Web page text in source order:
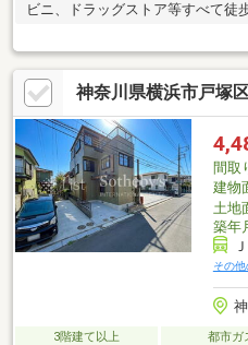
ビニ、ドラッグストア等すべて徒
神奈川県横浜市戸塚
間取
建物
土地
築年
その他
3階建て以上 都市ガ